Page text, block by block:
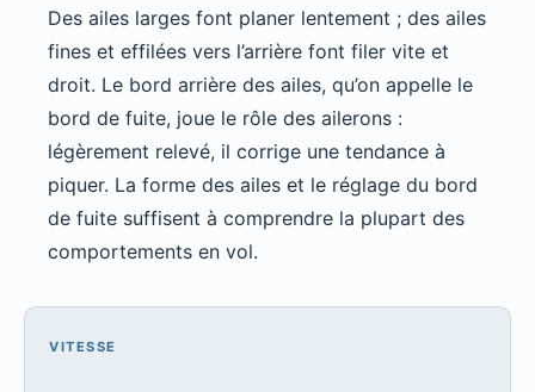
Des ailes larges font planer lentement ; des ailes
fines et effilées vers l’arrière font filer vite et
droit. Le bord arrière des ailes, qu’on appelle le
bord de fuite, joue le rôle des ailerons :
légèrement relevé, il corrige une tendance à
piquer. La forme des ailes et le réglage du bord
de fuite suffisent à comprendre la plupart des
comportements en vol.
VITESSE